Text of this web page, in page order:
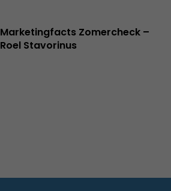
Marketingfacts Zomercheck –
Roel Stavorinus